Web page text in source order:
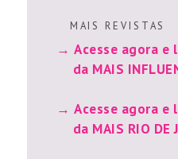
M A I S R E V I S T A S
Acesse agora e
da MAIS
Acesse agora e
da MAIS RIO DE